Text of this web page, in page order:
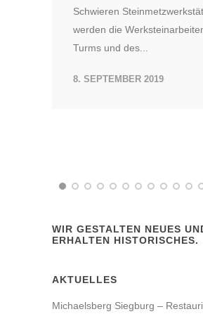
Schwieren
werden die
Turms und des...
8. SEPTEMBER 2019
WIR GESTALTEN NEUES
ERHALTEN HISTORISCHES.
AKTUELLES
Michaelsberg Siegburg –